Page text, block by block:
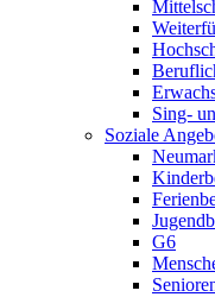
Sing-
Soziale
G6